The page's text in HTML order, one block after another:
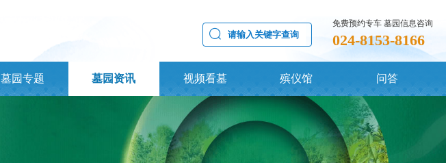
免费预约专车 墓园信息咨询
024-8153-8166
墓园专题 墓园资讯 视频看墓 殡仪馆 问答